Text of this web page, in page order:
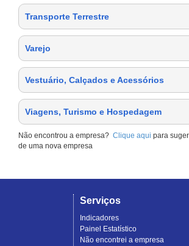
Transporte Terrestre
Varejo
Vestuário, Calçados e Acessórios
Viagens, Turismo e Hospedagem
Não encontrou a empresa? Clique aqui para
de uma nova empresa
Serviços
Indicadores
Painel Estatístico
Não encontrei a empresa